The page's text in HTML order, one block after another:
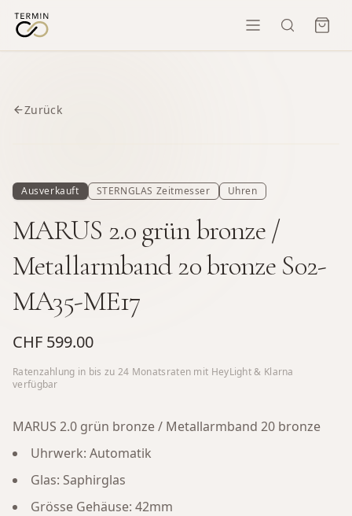
Zurück
Ausverkauft STERNGLAS Zeitmesser Uhren
MARUS 2.0 grün bronze /
Metallarmband 20 bronze S02-
MA35-ME17
CHF 599.00
Ratenzahlung in bis zu 24 Monatsraten mit HeyLight & Klarna
verfügbar
MARUS 2.0 grün bronze / Metallarmband 20 bronze
Uhrwerk: Automatik
Glas: Saphirglas
Grösse Gehäuse: 42mm